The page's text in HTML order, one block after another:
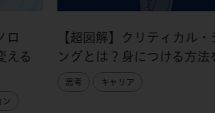
ロ
える
ン
【超図解】クリティカル・
ングとは？身につける方法
思考 キャリア